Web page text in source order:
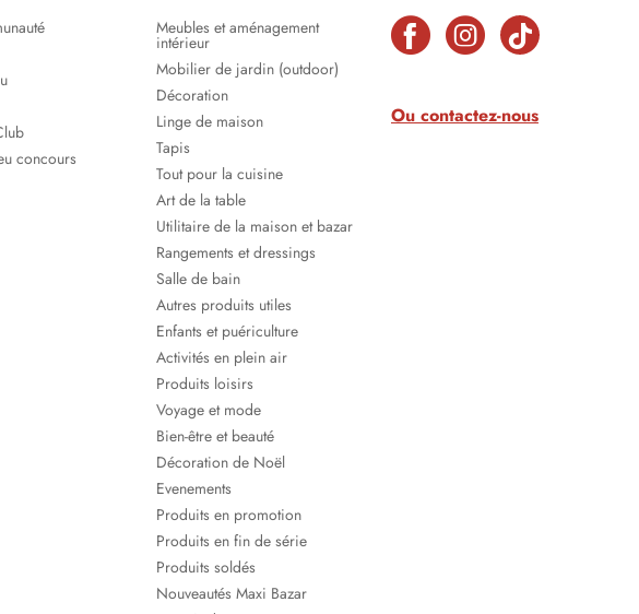
concours
Meubles et aménagement
intérieur
Mobilier de jardin (outdoor)
Décoration
Linge de maison
Tapis
Tout pour la cuisine
Art de la table
Utilitaire de la maison et bazar
Rangements et dressings
Salle de bain
Autres produits utiles
Enfants et puériculture
Activités en plein air
Produits loisirs
Voyage et mode
Bien-être et beauté
Décoration de Noël
Evenements
Produits en promotion
Produits en fin de série
Produits soldés
Nouveautés Maxi Bazar
Ou contactez-nous